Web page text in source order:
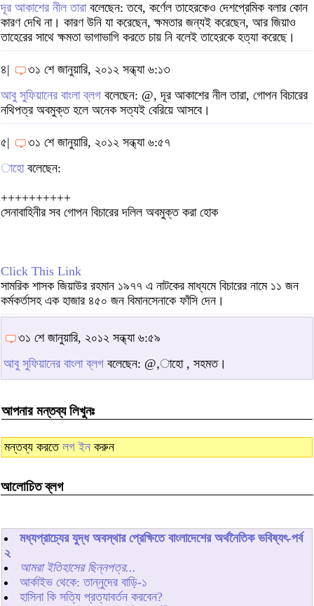
দূর আকাশের নীল তারা বলেছেন: তবে, কর্ণেল তাহেরকেও দেশপ্রেমিক বলার কোন
কারণ দেখি না। কারণ উনি যা করেছেন, ক্ষমতার জন্যই করেছেন, আর জিয়াও
তাহেরের সাথে ক্ষমতা ভাগাভাগি করতে চায় নি বলেই তাহেরকে হত্যা করেছে।
৪|
৩১ শে জানুয়ারি, ২০১২ সন্ধ্যা ৬:১৩
আবু সুফিয়ানের বাংলা ব্লগ বলেছেন: @, দূর আকাশের নীল তারা, গোপন বিচারের
নথিপত্র অবমুক্ত হলে অনেক সত্যই বেরিয়ে আসবে।
৫|
৩১ শে জানুয়ারি, ২০১২ সন্ধ্যা ৬:৫৭
াহোবলেছেন:
++++++++++
সেনাবাহিনীর সব গোপন বিচারের দলিল অবমুক্ত করা হোক
Click This Link
সামরিক শাসক জিয়াউর রহমান ১৯৭৭ এ নাটকের মাধ্যমে বিচারের নামে ১১ জন
কর্মকর্তাসহ এক হাজার ৪৫০ জন বিমানসেনাকে ফাঁসি দেন।
৩১ শে জানুয়ারি, ২০১২ সন্ধ্যা ৬:৫৯
আবু সুফিয়ানের বাংলা ব্লগ বলেছেন: @,াহো , সহমত।
আপনার মন্তব্য লিখুনঃ
মন্তব্য করতে লগ ইন করুন
আলোচিত ব্লগ
মধ্যপ্রাচ্যের যুদ্ধ অবস্থার প্রেক্ষিতে বাংলাদেশের অর্থনৈতিক ভবিষ্যৎ-পর্ব
২
আমরা ইতিহাসের ছিন্নপত্র...
আর্কাইভ থেকে: তান্নুদের বাড়ি-১
হাসিনা কি সত্যি প্রত্যাবর্তন করবেন?